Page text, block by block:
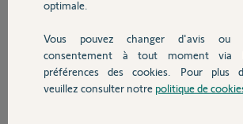
Devis avec un pro
Contact
Barbara W.
il y a plus de 7 ans
optimale.
Vous pouvez changer d'avis ou
consentement à tout moment via
préférences des cookies. Pour plus
veuillez consulter notre politique de